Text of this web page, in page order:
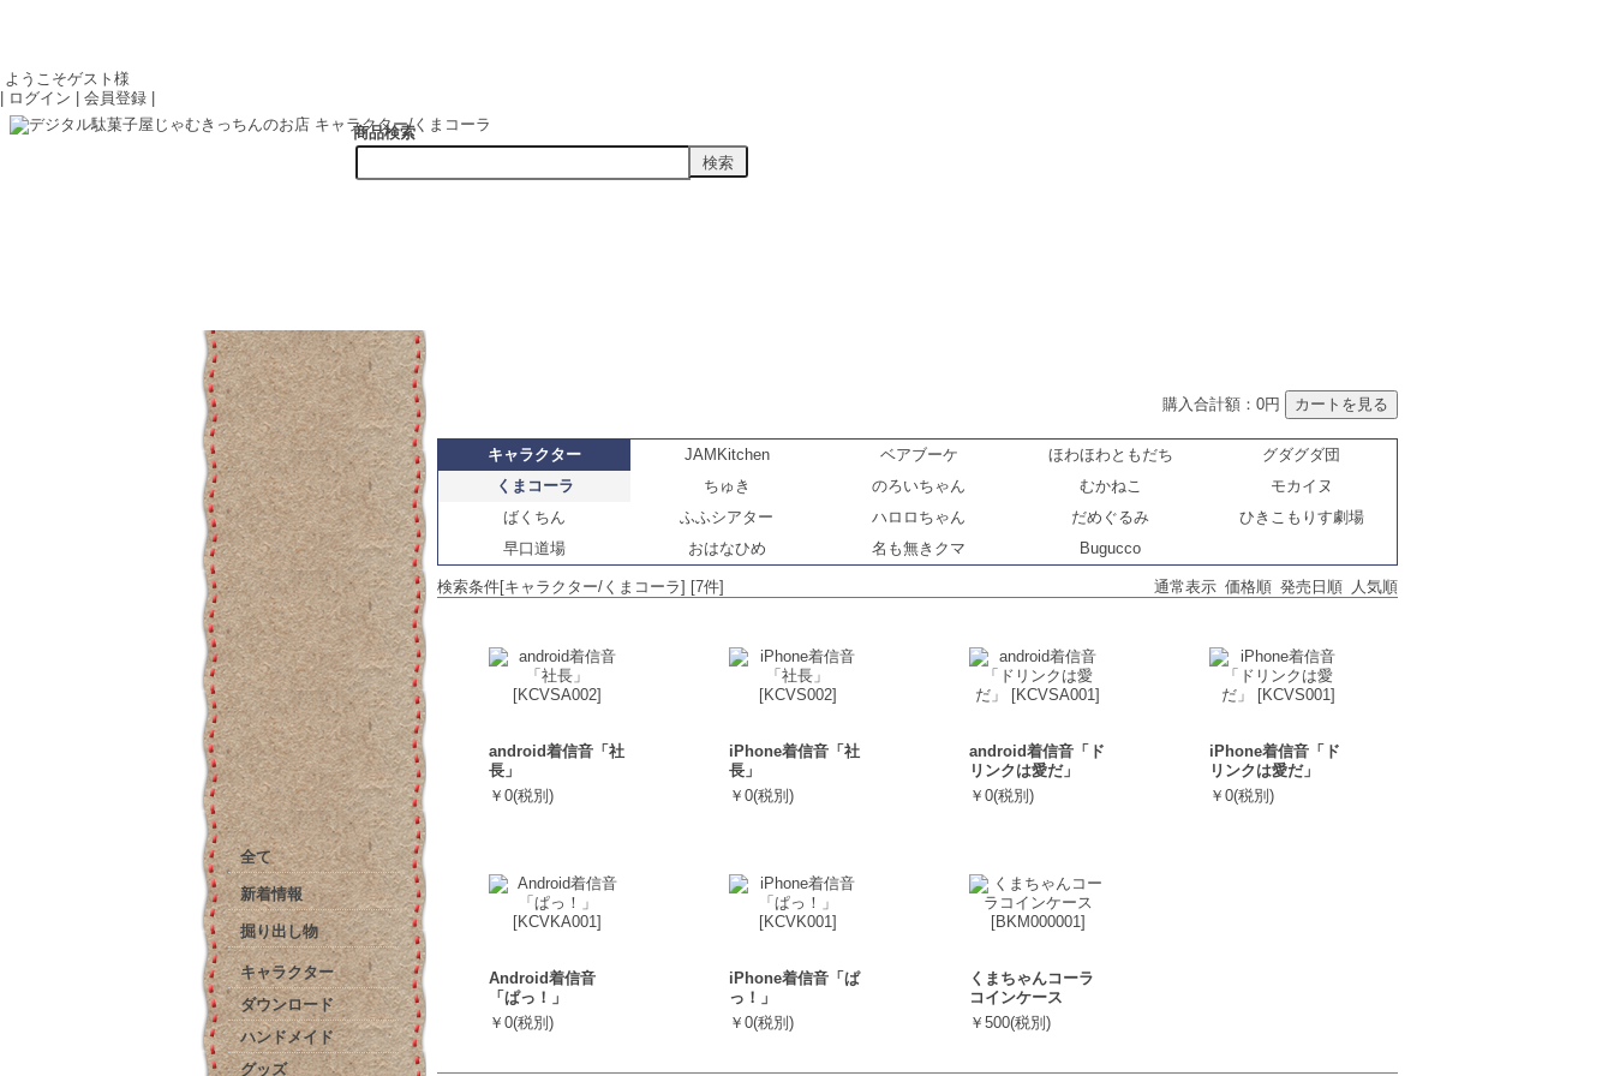
商品検索
ようこそゲスト様
ログイン 会員登録
購入合計額：0円
キャラクター JAMKitchen ベアブーケ ほわほわともだち
グダグダ団
くまコーラ
ちゅき のろいちゃん むかねこ
モカイヌ
ばくちん
ふふシアター ハロロちゃん だめぐるみ
ひきこもりす劇場
早口道場
おはなひめ 名も無きクマ Bugucco
検索条件[キャラクター/くまコーラ] [7件] 通常表示 価格順 発売日順 人気順
android着信音「社
長」
￥0(税別)
iPhone着信音「社
長」
￥0(税別)
android着信音「ド
リンクは愛だ」
￥0(税別)
iPhone着信音「ド
リンクは愛だ」
￥0(税別)
Android着信音
「ぱっ！」
￥0(税別)
iPhone着信音「ぱ
っ！」
￥0(税別)
くまちゃんコーラ
コインケース
￥500(税別)
全て
新着情報
掘り出し物
キャラクター
ダウンロード
ハンドメイド
グッズ